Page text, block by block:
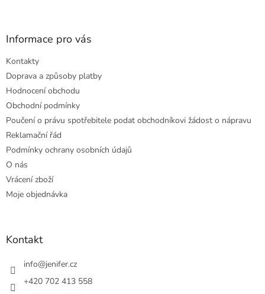
Informace pro vás
Kontakty
Doprava a způsoby platby
Hodnocení obchodu
Obchodní podmínky
Poučení o právu spotřebitele podat obchodníkovi žádost o nápravu
Reklamační řád
Podmínky ochrany osobních údajů
O nás
Vrácení zboží
Moje objednávka
Kontakt
info@jenifer.cz
+420 702 413 558